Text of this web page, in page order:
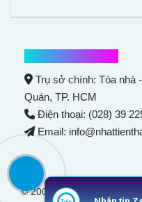
Trụ sở chính: Tòa nhà
Quán, TP. HCM
Điện thoại: (028) 39
Email:
© 2007 Bản quyền thuộc